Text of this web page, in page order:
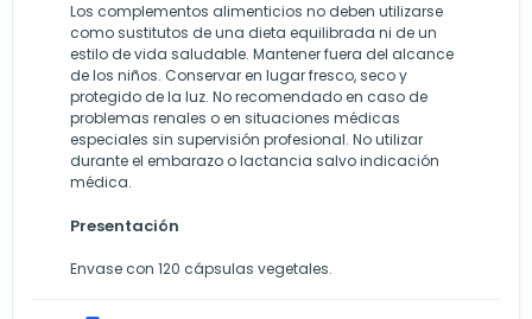
Los complementos alimenticios no deben utilizarse
como sustitutos de una dieta equilibrada ni de un
estilo de vida saludable. Mantener fuera del alcance
de los niños. Conservar en lugar fresco, seco y
protegido de la luz. No recomendado en caso de
problemas renales o en situaciones médicas
especiales sin supervisión profesional. No utilizar
durante el embarazo o lactancia salvo indicación
médica.
Presentación
Envase con 120 cápsulas vegetales.